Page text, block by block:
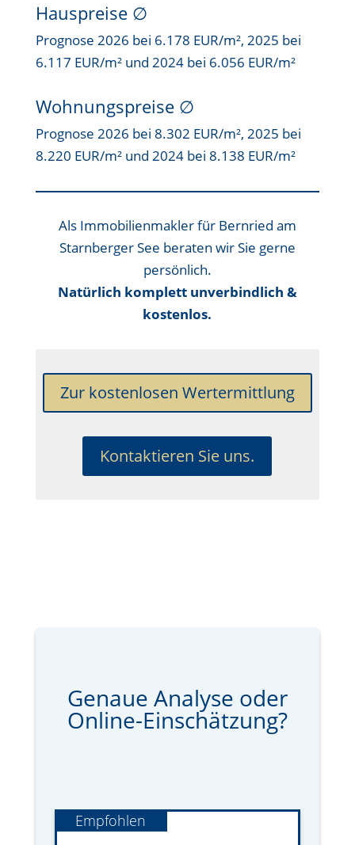
Hauspreise ∅
Prognose 2026 bei 6.178 EUR/m², 2025 bei
6.117 EUR/m² und 2024 bei 6.056 EUR/m²
Wohnungspreise ∅
Prognose 2026 bei 8.302 EUR/m², 2025 bei
8.220 EUR/m² und 2024 bei 8.138 EUR/m²
Als Immobilienmakler für Bernried am
Starnberger See beraten wir Sie gerne
persönlich.
Natürlich komplett unverbindlich &
kostenlos.
Zur kostenlosen Wertermittlung
Kontaktieren Sie uns.
Genaue Analyse oder
Online-Einschätzung?
Empfohlen